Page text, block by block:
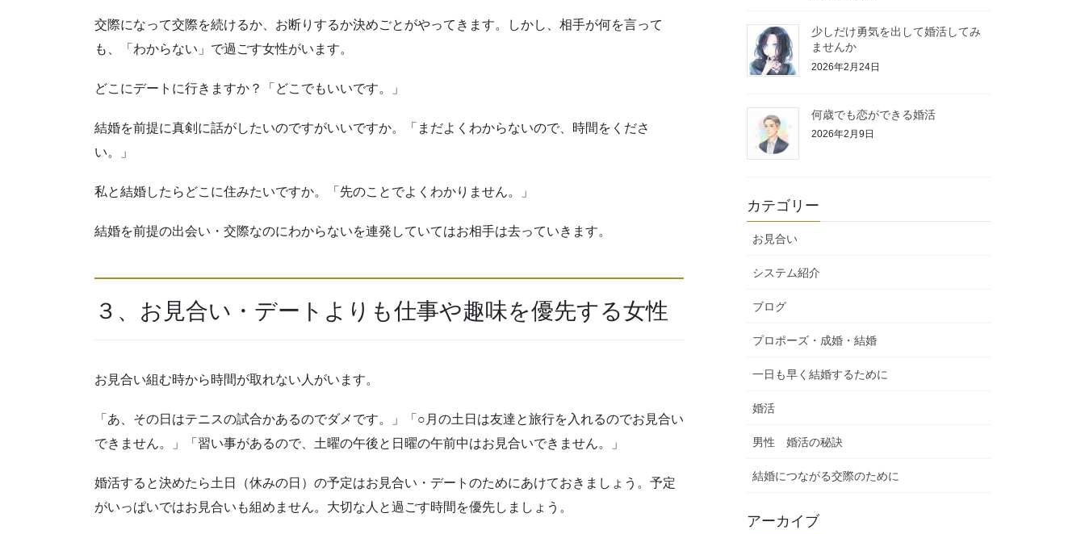
交際になって交際を続けるか、お断りするか決めごとがやってきます。しかし、相手が何を言って
も、「わからない」で過ごす女性がいます。
どこにデートに行きますか？「どこでもいいです。」
結婚を前提に真剣に話がしたいのですがいいですか。「まだよくわからないので、時間をくださ
い。」
私と結婚したらどこに住みたいですか。「先のことでよくわかりません。」
結婚を前提の出会い・交際なのにわからないを連発していてはお相手は去っていきます。
３、お見合い・デートよりも仕事や趣味を優先する女性
お見合い組む時から時間が取れない人がいます。
「あ、その日はテニスの試合かあるのでダメです。」「○月の土日は友達と旅行を入れるのでお見合い
できません。」「習い事があるので、土曜の午後と日曜の午前中はお見合いできません。」
婚活すると決めたら土日（休みの日）の予定はお見合い・デートのためにあけておきましょう。予定
がいっぱいではお見合いも組めません。大切な人と過ごす時間を優先しましょう。
少しだけ勇気を出して婚活してみ
ませんか
2026年2月24日
何歳でも恋ができる婚活
2026年2月9日
カテゴリー
お見合い
システム紹介
ブログ
プロポーズ・成婚・結婚
一日も早く結婚するために
婚活
男性 婚活の秘訣
結婚につながる交際のために
アーカイブ